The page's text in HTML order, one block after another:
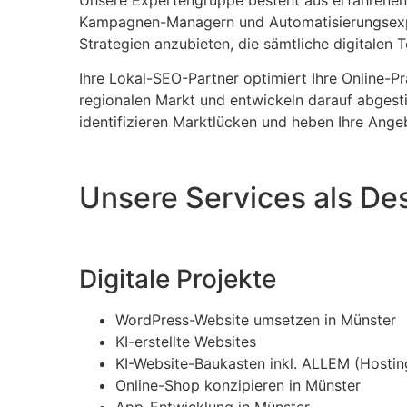
Kampagnen-Managern und
Strategien anzubieten, die sämtliche digitalen
Ihre Lokal-SEO-Partner optimiert Ihre Online-
regionalen Markt und entwickeln darauf
identifizieren Marktlücken und heben Ihre
Unsere Services als
Digitale Projekte
WordPress-Website umsetzen in Münster
KI-erstellte Websites
KI-Website-Baukasten inkl. ALLEM
Online-Shop konzipieren in Münster